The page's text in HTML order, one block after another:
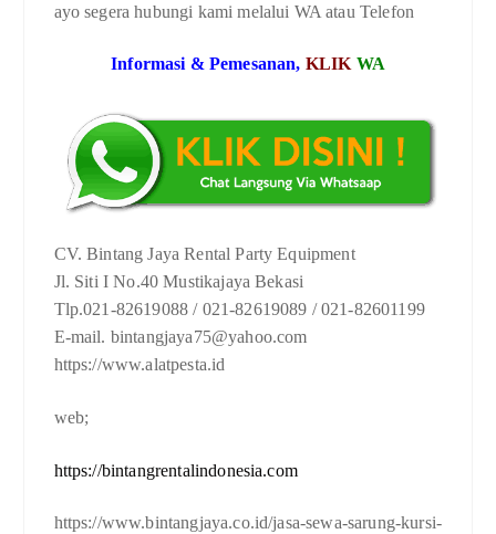
ayo segera hubungi kami melalui WA atau Telefon
Informasi & Pemesanan, KLIK WA
CV. Bintang Jaya Rental Party Equipment
Jl. Siti I No.40 Mustikajaya Bekasi
Tlp.021-82619088 / 021-82619089 / 021-82601199
E-mail. bintangjaya75@yahoo.com
https://www.alatpesta.id
web;
https://bintangrentalindonesia.com
https://www.bintangjaya.co.id/jasa-sewa-sarung-kursi-